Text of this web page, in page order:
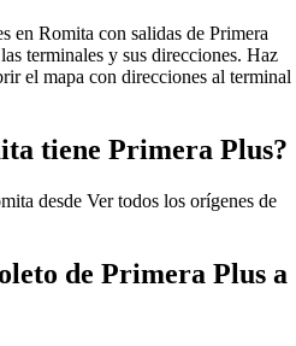
en Romita con salidas de Primera
terminales y sus direcciones. Haz
el mapa con direcciones al terminal
tiene Primera Plus?
desde Ver todos los orígenes de
de Primera Plus a